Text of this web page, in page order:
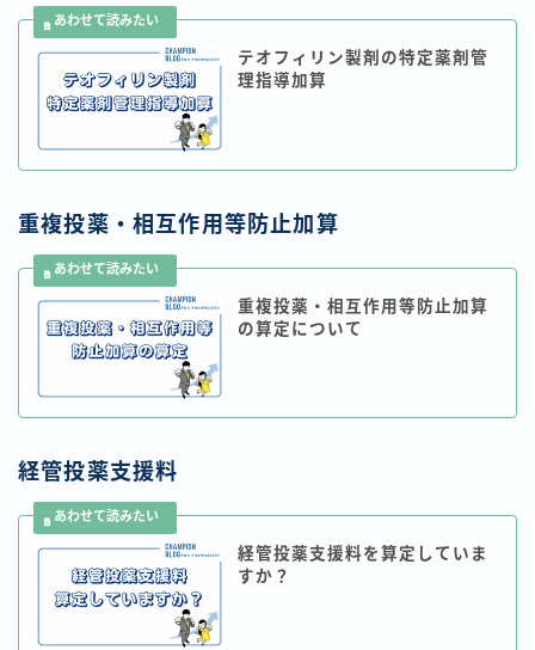
テオフィリン製剤の特定薬剤管
理指導加算
重複投薬・相互作用等防止加算
重複投薬・相互作用等防止加算
の算定について
経管投薬支援料
経管投薬支援料を算定していま
すか？